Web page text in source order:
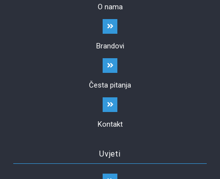
O nama
Brandovi
Česta pitanja
Kontakt
Uvjeti